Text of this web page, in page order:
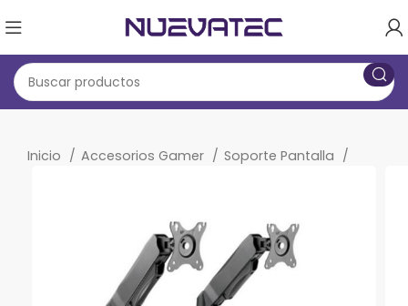
Inicio Accesorios Gamer Soporte Pantalla